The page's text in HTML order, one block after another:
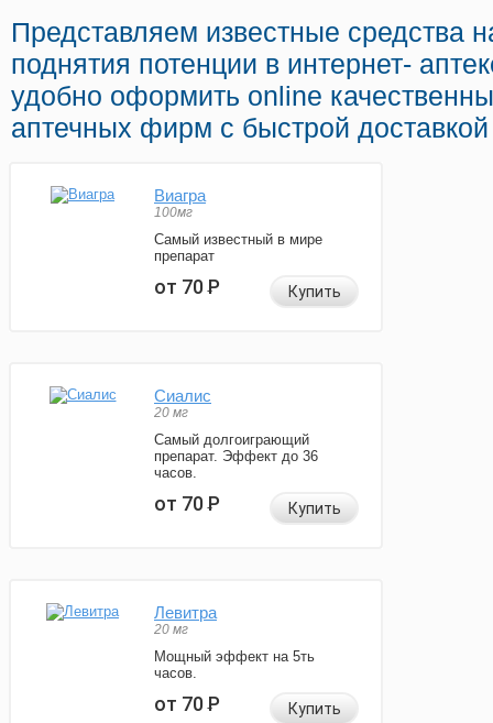
Представляем известные средства
поднятия потенции в интернет-
удобно оформить online
аптечных фирм с быстрой
Виагра
100мг
Самый известный в мире
препарат
от 70Р Купить
Сиалис
20 мг
Самый долгоиграющий
препарат. Эффект до 36
часов.
от 70Р Купить
Левитра
20 мг
Мощный эффект на 5ть
часов.
от 70Р Купить